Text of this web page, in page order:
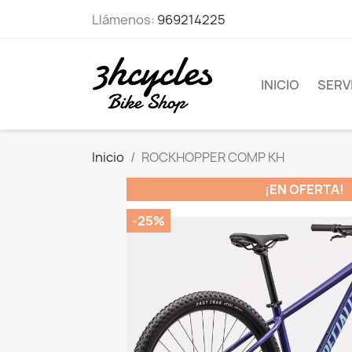
Llámenos: 969214225
INICIO
Inicio
ROCKHOPPER COMP KH
¡EN OFERTA!
-25%